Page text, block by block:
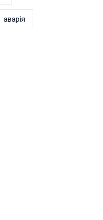
аварія